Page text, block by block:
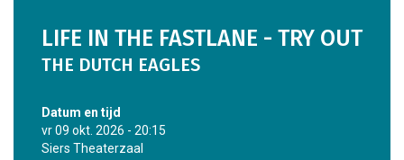
LIFE IN THE FASTLANE - TRY OUT
THE DUTCH EAGLES
datum en tijd
vr 09 okt. 2026 - 20:15
Siers Theaterzaal